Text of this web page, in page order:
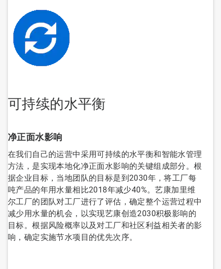
可持续的水平衡
净正面水影响
在我们自己的运营中采用可持续的水平衡和智能水管理
方法，是实现本地化净正面水影响的关键组成部分。根
据企业目标，当地团队的目标是到2030年，将工厂每
吨产品的年用水量相比2018年减少40%。艺康加里维
尔工厂的团队对工厂进行了评估，确定整个运营过程中
减少用水量的机会，以实现艺康创造2030积极影响的
目标。根据风险概率以及对工厂和社区利益相关者的影
响，确定实施节水项目的优先次序。